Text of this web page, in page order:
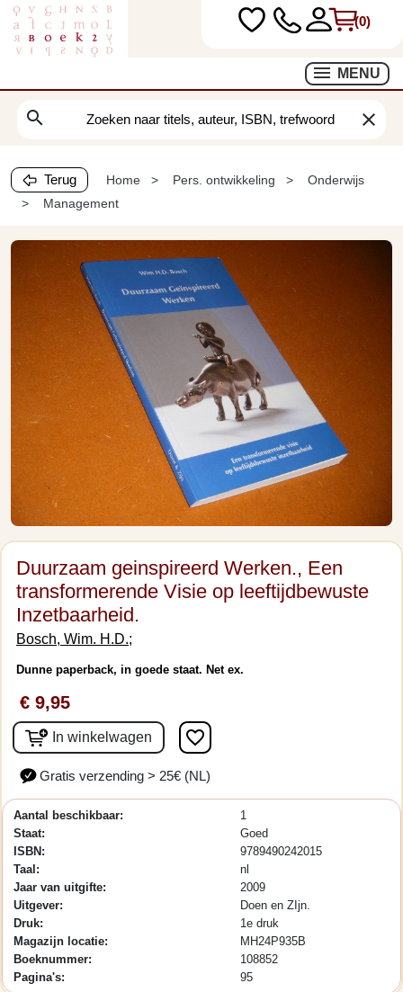
(0)
MENU
search clear
Terug Home Pers. ontwikkeling
Onderwijs
Management
Duurzaam geinspireerd Werken., Een
transformerende Visie op leeftijdbewuste
Inzetbaarheid.
Bosch, Wim. H.D.;
Dunne paperback, in goede staat. Net ex.
€ 9,95
In winkelwagen favorite_border
Gratis verzending > 25€ (NL)
Aantal beschikbaar:
1
Staat:
Goed
ISBN:
9789490242015
Taal:
nl
Jaar van uitgifte:
2009
Uitgever:
Doen en ZIjn.
Druk:
1e druk
Magazijn locatie:
MH24P935B
Boeknummer:
108852
Pagina's:
95